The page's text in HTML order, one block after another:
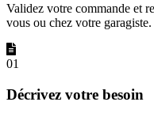
Validez votre commande et
vous ou chez votre garagiste.
01
Décrivez votre besoin